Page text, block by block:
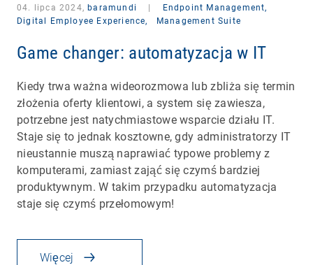
04. lipca 2024, baramundi
Endpoint Management,
Digital Employee Experience,
Management Suite
Game changer: automatyzacja w IT
Kiedy trwa ważna wideorozmowa lub zbliża się termin
złożenia oferty klientowi, a system się zawiesza,
potrzebne jest natychmiastowe wsparcie działu IT.
Staje się to jednak kosztowne, gdy administratorzy IT
nieustannie muszą naprawiać typowe problemy z
komputerami, zamiast zająć się czymś bardziej
produktywnym. W takim przypadku automatyzacja
staje się czymś przełomowym!
Więcej